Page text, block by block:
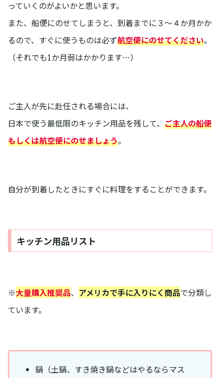
っていくのがよいかと思います。
また、船便にのせてしまうと、到着までに３～４か月かか
るので、すぐに使うものは必ず航空便にのせてください。
（それでも1か月弱はかかります…）
ご主人が先に赴任される場合には、
日本で使う最低限のキッチン用品を残して、 ご主人の船便
もしくは航空便にのせましょう。
自分が到着したときにすぐに料理をすることができます。
キッチン用品リスト
※大量購入推奨品、 アメリカで手に入りにく商品で分類し
ています。
鍋（土鍋、すき焼き鍋などはやるならマス